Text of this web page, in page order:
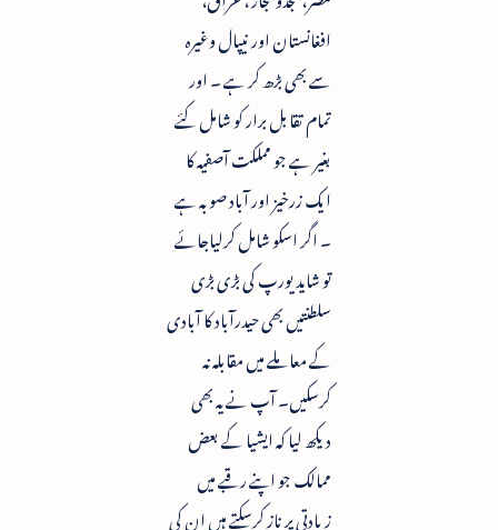
افغانستان اور نیپال وغیرہ
سے بھی بڑھ کر ہے ۔ اور
تمام تقابل برار کو شامل کئے
بغیر ہے جو مملکت آصفیہ کا
ایک زرخیز اور آباد صوبہ ہے
۔ اگر اسکو شامل کرلیاجائے
تو شاید یورپ کی بڑی بڑی
سلطنتیں بھی حیدرآباد کا آبادی
کے معاملے میں مقابلہ نہ
کرسکیں۔ آپ نے یہ بھی
دیکھ لیا کہ ایشیا کے بعض
ممالک جو اپنے رقبے میں
زیادتی پر ناز کرسکتے ہیں ان کی